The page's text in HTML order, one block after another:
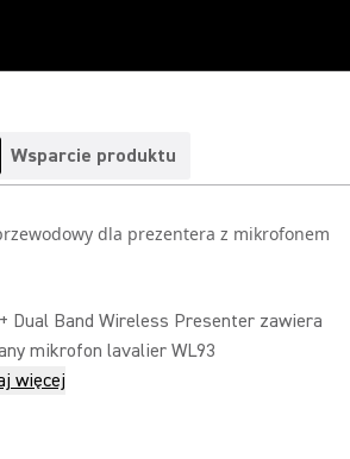
Wsparcie produktu
dla prezentera z mikrofonem
Dual Band Wireless Presenter zawiera
mikrofon lavalier WL93
więcej